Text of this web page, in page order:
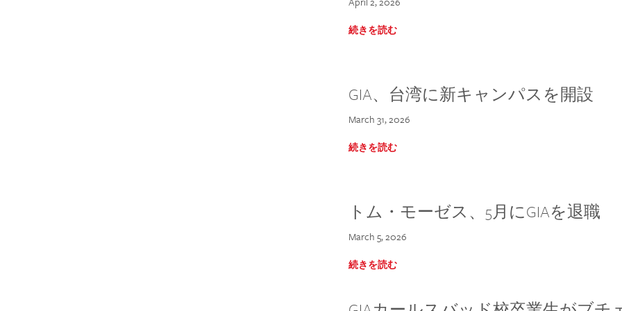
続きを読む
GIA、台湾に新キャンパスを開設
March 31, 2026
続きを読む
トム・モーゼス、5月にGIAを退職
March 5, 2026
続きを読む